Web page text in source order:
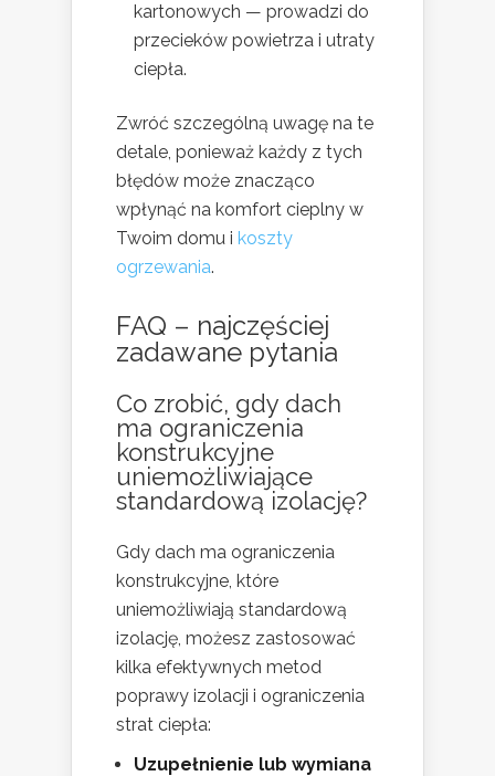
kartonowych — prowadzi do
przecieków powietrza i utraty
ciepła.
Zwróć szczególną uwagę na te
detale, ponieważ każdy z tych
błędów może znacząco
wpłynąć na komfort cieplny w
Twoim domu i koszty
ogrzewania.
FAQ – najczęściej
zadawane pytania
Co zrobić, gdy dach
ma ograniczenia
konstrukcyjne
uniemożliwiające
standardową izolację?
Gdy dach ma ograniczenia
konstrukcyjne, które
uniemożliwiają standardową
izolację, możesz zastosować
kilka efektywnych metod
poprawy izolacji i ograniczenia
strat ciepła:
Uzupełnienie lub wymiana